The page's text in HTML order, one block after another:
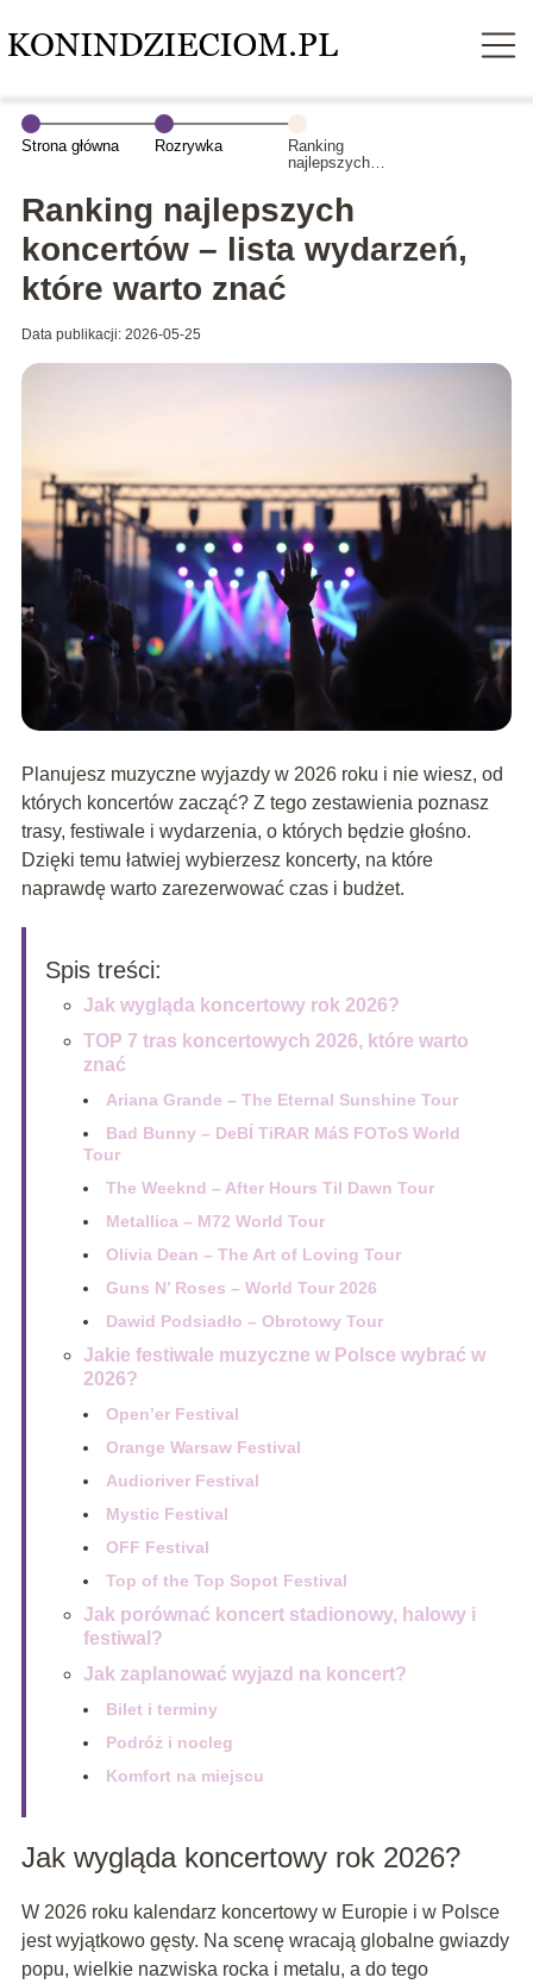
Strona główna Rozrywka
Ranking
najlepszych
lista wydarzeń,
które warto znać
Ranking najlepszych
koncertów – lista wydarzeń,
które warto znać
Data publikacji: 2026-05-25
Planujesz muzyczne wyjazdy w 2026 roku i nie wiesz, od
których koncertów zacząć? Z tego zestawienia poznasz
trasy, festiwale i wydarzenia, o których będzie głośno.
Dzięki temu łatwiej wybierzesz koncerty, na które
naprawdę warto zarezerwować czas i budżet.
Spis treści:
Jak wygląda koncertowy rok 2026?
TOP 7 tras koncertowych 2026, które warto
znać
Ariana Grande – The Eternal Sunshine Tour
Bad Bunny – DeBÍ TiRAR MáS FOToS World
Tour
The Weeknd – After Hours Til Dawn Tour
Metallica – M72 World Tour
Olivia Dean – The Art of Loving Tour
Guns N’ Roses – World Tour 2026
Dawid Podsiadło – Obrotowy Tour
Jakie festiwale muzyczne w Polsce wybrać w
2026?
Open’er Festival
Orange Warsaw Festival
Audioriver Festival
Mystic Festival
OFF Festival
Top of the Top Sopot Festival
Jak porównać koncert stadionowy, halowy i
festiwal?
Jak zaplanować wyjazd na koncert?
Bilet i terminy
Podróż i nocleg
Komfort na miejscu
Jak wygląda koncertowy rok 2026?
W 2026 roku kalendarz koncertowy w Europie i w Polsce
jest wyjątkowo gęsty. Na scenę wracają globalne gwiazdy
popu, wielkie nazwiska rocka i metalu, a do tego